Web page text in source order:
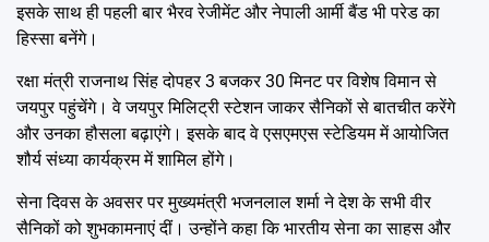
इसके साथ ही पहली बार भैरव रेजीमेंट और नेपाली आर्मी बैंड भी परेड का
हिस्सा बनेंगे।
रक्षा मंत्री राजनाथ सिंह दोपहर 3 बजकर 30 मिनट पर विशेष विमान से
जयपुर पहुंचेंगे। वे जयपुर मिलिट्री स्टेशन जाकर सैनिकों से बातचीत करेंगे
और उनका हौसला बढ़ाएंगे। इसके बाद वे एसएमएस स्टेडियम में आयोजित
शौर्य संध्या कार्यक्रम में शामिल होंगे।
सेना दिवस के अवसर पर मुख्यमंत्री भजनलाल शर्मा ने देश के सभी वीर
सैनिकों को शुभकामनाएं दीं। उन्होंने कहा कि भारतीय सेना का साहस और